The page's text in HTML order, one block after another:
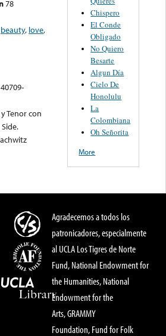
78
beauty, love,
40709-
Tenor con
Chispero
El Conde
Obligado
No Quiero
Besarte
Algun Día
Cielo De
Honolulu
La
Colombiana
Oh Señorita
More
Agradecemos a todos los
patronicadores, especialmente
al UCLA Los Tigres de Norte
Fund, National Endowment for
the Humanities, National
Endowment for the
Arts, GRAMMY
Foundation, Fund for Folk